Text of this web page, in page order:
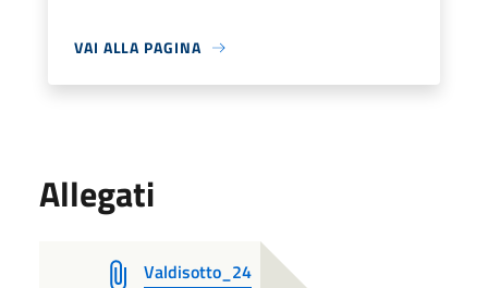
VAI ALLA PAGINA
Allegati
Valdisotto_24